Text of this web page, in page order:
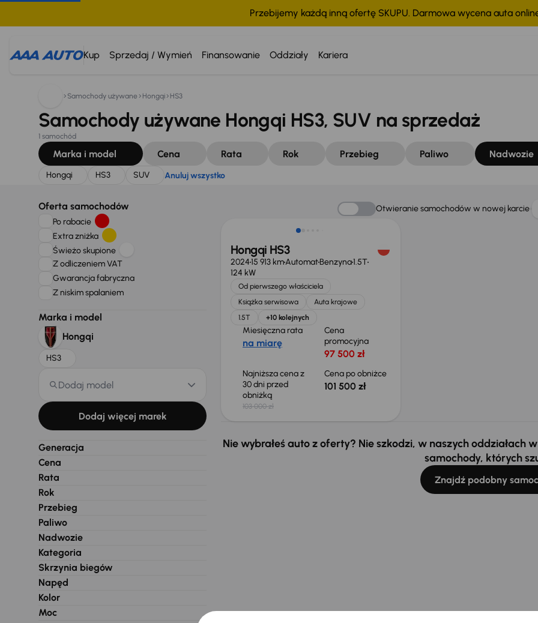
Przebijemy każdą inną ofertę SKUPU. Darmowa wycena auta
Kup Sprzedaj / Wymień Finansowanie Oddziały Kariera
Szukam: Anuluj wszystko
Samochody używane Hongqi HS3
Samochody używane Hongqi HS3, SUV na sprzedaż
1 samochód
Marka i model Cena Rata Rok Przebieg Paliwo Nadwozie
Hongqi HS3 SUV Anuluj wszystko
Oferta samochodów
Po rabacie
Extra zniżka
Świeżo skupione
Z odliczeniem VAT
Gwarancja fabryczna
Z niskim spalaniem
Marka i model
Hongqi
HS3
Dodaj model
Dodaj więcej marek
Generacja
Cena
Rata
Rok
Przebieg
Paliwo
Nadwozie
Kategoria
Skrzynia biegów
Napęd
Kolor
Moc
Otwieranie samochodów w nowej karcie
Hongqi HS3
202415 913 kmAutomatBenzyna1.5T
124 kW
Od pierwszego właściciela
Książka serwisowa
Auta krajowe
1.5T
+10 kolejnych
Miesięczna rata
na miarę
Cena
promocyjna
97 500 zł
Najniższa cena z
30 dni przed
obniżką
103 000 zł
Cena po obniżce
101 500 zł
Nie wybrałeś auto z oferty? Nie szkodzi, w naszych oddziałach
samochody, których
Znajdź podobny